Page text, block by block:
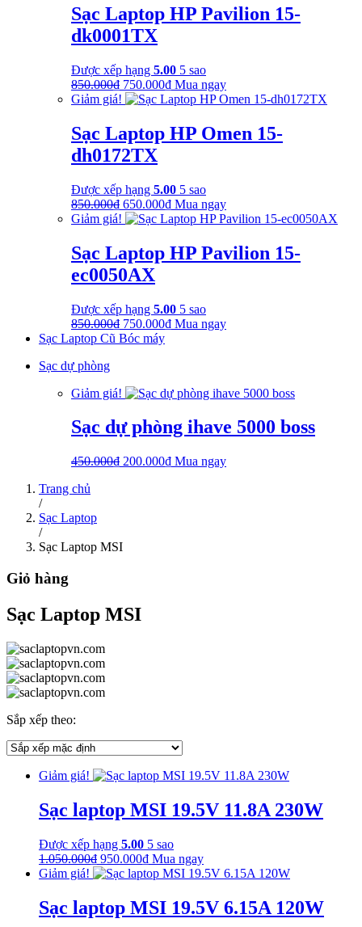
850.000₫.là:
650.000₫.
Sạc Laptop HP Pavilion 15-
dk0001TX
Được xếp hạng 5.00 5 sao
850.000₫ Giá
gốc
850.000₫.
750.000₫Giá
hiện
là:
750.000₫.
Mua ngay
Giảm giá!
Sạc Laptop HP Omen 15-
dh0172TX
Được xếp hạng 5.00 5 sao
850.000₫ Giá
gốc
850.000₫.
650.000₫Giá
hiện
là:
650.000₫.
Mua ngay
Giảm giá!
Sạc Laptop HP Pavilion 15-
ec0050AX
Được xếp hạng 5.00 5 sao
850.000₫ Giá
gốc
750.000₫Giá
Mua ngay
Sạc Laptop Cũ Bóc máy
Sạc dự phòng
Giảm giá!
Sạc dự phòng ihave 5000 boss
450.000₫ Giá
200.000₫Giá
Mua ngay
Trang chủ
/
Sạc Laptop
/
Sạc Laptop MSI
Giỏ hàng
Sạc Laptop MSI
Sắp xếp theo:
Giảm giá!
Sạc laptop MSI 19.5V 11.8A 230W
Được xếp hạng 5.00 5 sao
1.050.000₫ Giá
gốc
1.050.000₫.
950.000₫Giá
hiện
là:
950.000₫.
Mua ngay
Giảm giá!
Sạc laptop MSI 19.5V 6.15A 120W